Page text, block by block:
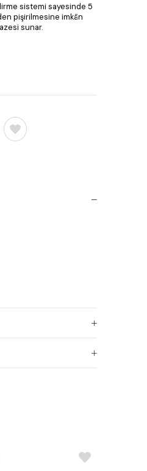
sistemi sayesinde 5
pişirilmesine imkân
sunar.